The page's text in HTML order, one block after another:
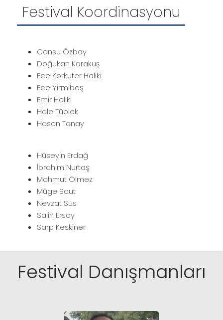
Festival Koordinasyonu
Cansu Özbay
Doğukan Karakuş
Ece Korkuter Haliki
Ece Yirmibeş
Emir Haliki
Hale Tüblek
Hasan Tanay
Hüseyin Erdağ
İbrahim Nurtaş
Mahmut Ölmez
Müge Saut
Nevzat Süs
Salih Ersoy
Sarp Keskiner
Festival Danışmanları